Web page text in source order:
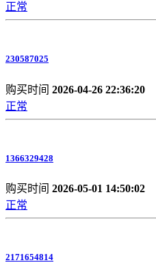
正常
230587025
购买时间 2026-04-26 22:36:20
正常
1366329428
购买时间 2026-05-01 14:50:02
正常
2171654814